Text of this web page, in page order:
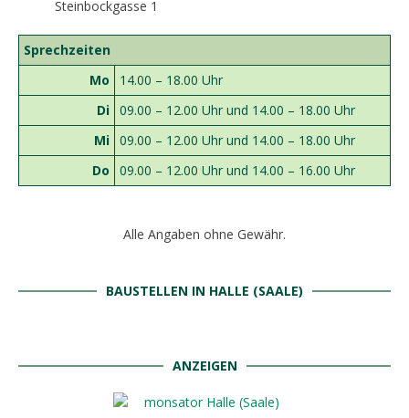
Steinbockgasse 1
Sprechzeiten
Mo
14.00 – 18.00 Uhr
Di 09.00 – 12.00 Uhr und 14.00 – 18.00 Uhr
Mi 09.00 – 12.00 Uhr und 14.00 – 18.00 Uhr
Do
09.00 – 12.00 Uhr und 14.00 – 16.00 Uhr
Alle Angaben ohne Gewähr.
BAUSTELLEN IN HALLE (SAALE)
ANZEIGEN